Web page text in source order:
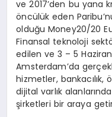
ve 2017’den bu yana
öncülük eden
olduğu Money20/20
Finansal teknoloji
edilen ve 3 – 5
Amsterdam’da
hizmetler, bankacılık,
dijital varlık
şirketleri bir araya